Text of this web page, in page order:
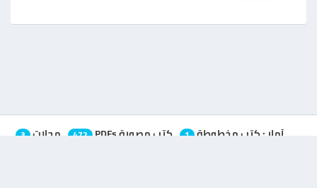
آمار :كتب مخطوطة 1 كتب مصورة PDFs 472 مجلات 3